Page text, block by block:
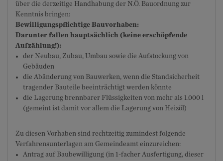
über die derzeitige Handhabung der N.Ö. Bauordnung zur
Kenntnis bringen:
Bewilligungspflichtige Bauvorhaben:
Darunter fallen hauptsächlich (keine erschöpfende
Aufzählung!):
der Neubau, Zubau, Umbau sowie die Aufstockung von
Gebäuden
die Abänderung von Bauwerken, wenn die Standsicherheit
tragender Bauteile beeinträchtigt werden könnte
die Lagerung brennbarer Flüssigkeiten von mehr als 1.000 l
(gemeint ist damit vor allem die Lagerung von Heizöl)
Zu diesen Vorhaben sind rechtzeitig zumindest folgende
Verfahrensunterlagen am Gemeindeamt einzureichen:
Antrag auf Baubewilligung (in 1-facher Ausfertigung, dieser